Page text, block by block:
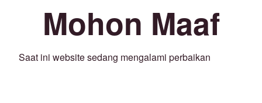
Mohon Maaf
Saat ini website sedang mengalami perbaikan